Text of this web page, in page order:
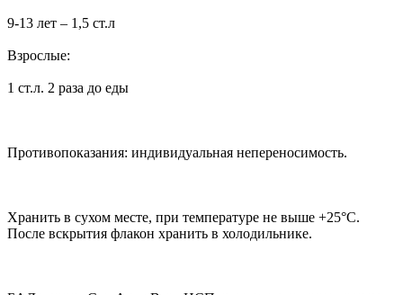
9-13 лет – 1,5 ст.л
Взрослые:
1 ст.л. 2 раза до еды
Противопоказания: индивидуальная непереносимость.
Хранить в сухом месте, при температуре не выше +25°С.
После вскрытия флакон хранить в холодильнике.